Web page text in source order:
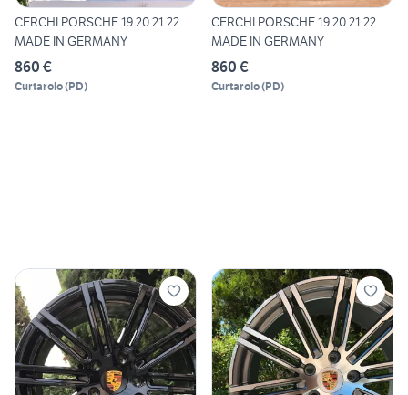
CERCHI PORSCHE 19 20 21 22
MADE IN GERMANY
860 €
Curtarolo(PD)
CERCHI PORSCHE 19 20 21 22
MADE IN GERMANY
860 €
Curtarolo(PD)